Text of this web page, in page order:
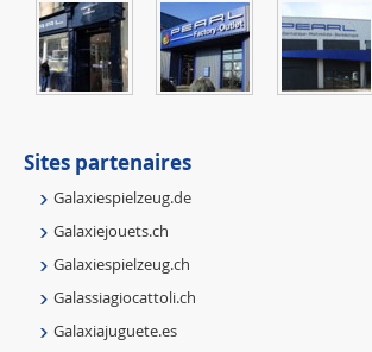
Sites partenaires
Galaxiespielzeug.de
Galaxiejouets.ch
Galaxiespielzeug.ch
Galassiagiocattoli.ch
Galaxiajuguete.es